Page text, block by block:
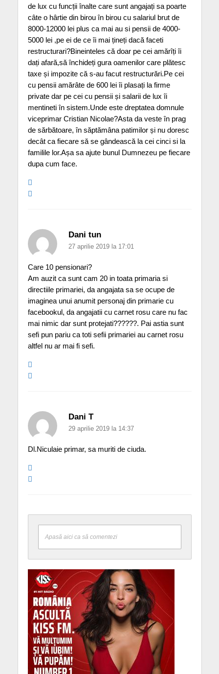
de lux cu funcții înalte care sunt angajați sa poarte
câte o hârtie din birou în birou cu salariul brut de
8000-12000 lei plus ca mai au si pensii de 4000-
5000 lei ,pe ei de ce îi mai țineți dacă faceti
restructurari?Bineinteles că doar pe cei amărîți îi
dați afară,să închideți gura oamenilor care plătesc
taxe și impozite că s-au facut restructurări.Pe cei
cu pensii amărâte de 600 lei îi plasați la firme
private dar pe cei cu pensii și salarii de lux îi
mentineti în sistem.Unde este dreptatea domnule
viceprimar Cristian Nicolae?Asta da veste în prag
de sărbătoare, în săptămâna patimilor și nu doresc
decât ca fiecare să se gândească la cei cinci si la
familile lor.Așa sa ajute bunul Dumnezeu pe fiecare
dupa cum face.
Dani tun
27 aprilie 2019 la 17:01
Care 10 pensionari?
Am auzit ca sunt cam 20 in toata primaria si
directiile primariei, da angajata sa se ocupe de
imaginea unui anumit personaj din primarie cu
facebookul, da angajatii cu carnet rosu care nu fac
mai nimic dar sunt protejati??????. Pai astia sunt
sefi pun pariu ca toti sefii primariei au carnet rosu
altfel nu ar mai fi sefi.
Dani T
29 aprilie 2019 la 14:37
Dl.Niculaie primar, sa muriti de ciuda.
Apasă aici ca să comentezi